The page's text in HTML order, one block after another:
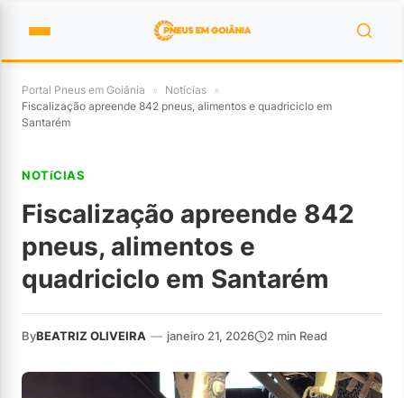
Portal Pneus em Goiânia » Notícias »
Fiscalização apreende 842 pneus, alimentos e quadriciclo em
Santarém
NOTíCIAS
Fiscalização apreende 842
pneus, alimentos e
quadriciclo em Santarém
ByBEATRIZ OLIVEIRA — janeiro 21, 2026 2 min Read